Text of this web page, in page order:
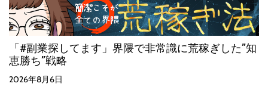
「#副業探してます」界隈で非常識に荒稼ぎした”知
恵勝ち”戦略
2026年8月6日